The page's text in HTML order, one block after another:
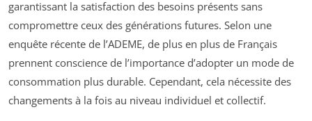
garantissant la satisfaction des besoins présents sans
compromettre ceux des générations futures. Selon une
enquête récente de l’ADEME, de plus en plus de Français
prennent conscience de l’importance d’adopter un mode de
consommation plus durable. Cependant, cela nécessite des
changements à la fois au niveau individuel et collectif.